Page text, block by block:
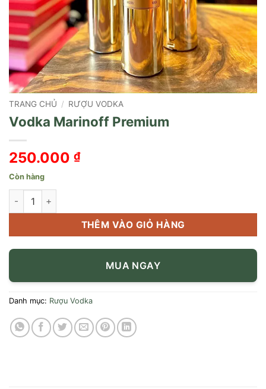
TRANG CHỦ / RƯỢU VODKA
Vodka Marinoff Premium
250.000 ₫
Còn hàng
Vodka Marinoff Premium số lượng
THÊM VÀO GIỎ HÀNG
MUA NGAY
Danh mục: Rượu Vodka